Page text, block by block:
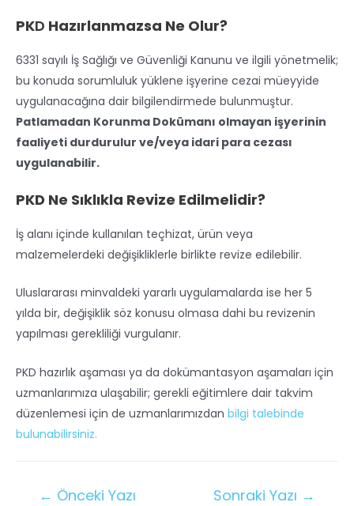
PKD Hazırlanmazsa Ne Olur?
6331 sayılı İş Sağlığı ve Güvenliği Kanunu ve ilgili yönetmelik;
bu konuda sorumluluk yüklene işyerine cezai müeyyide
uygulanacağına dair bilgilendirmede bulunmuştur.
Patlamadan Korunma Dokümanı olmayan işyerinin
faaliyeti durdurulur ve/veya idari para cezası
uygulanabilir.
PKD Ne Sıklıkla Revize Edilmelidir?
İş alanı içinde kullanılan teçhizat, ürün veya
malzemelerdeki değişikliklerle birlikte revize edilebilir.
Uluslararası minvaldeki yararlı uygulamalarda ise her 5
yılda bir, değişiklik söz konusu olmasa dahi bu revizenin
yapılması gerekliliği vurgulanır.
PKD hazırlık aşaması ya da dokümantasyon aşamaları için
uzmanlarımıza ulaşabilir; gerekli eğitimlere dair takvim
düzenlemesi için de uzmanlarımızdan bilgi talebinde
bulunabilirsiniz.
← Önceki Yazı Sonraki Yazı →